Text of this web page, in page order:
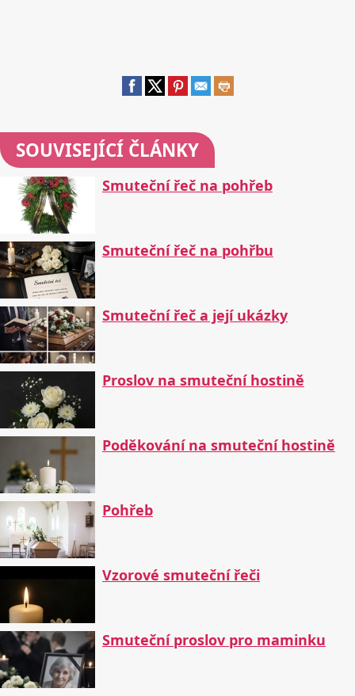
SOUVISEJÍCÍ ČLÁNKY
Smuteční řeč na pohřeb
Smuteční řeč na pohřbu
Smuteční řeč a její ukázky
Proslov na smuteční hostině
Poděkování na smuteční hostině
Pohřeb
Vzorové smuteční řeči
Smuteční proslov pro maminku